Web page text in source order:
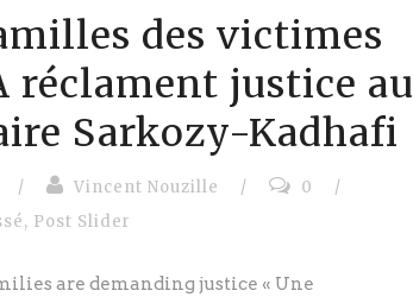
des victimes
réclament justice au
Sarkozy-Kadhafi
/ Vincent Nouzille / 0
/
, Post Slider
are demanding justice « Une